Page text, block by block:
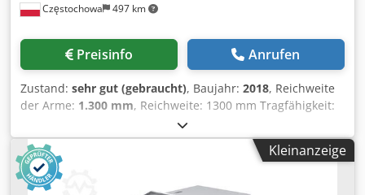
Częstochowa 497 km
Preisinfo Anrufen
Zustand: sehr gut (gebraucht), Baujahr: 2018, Reichweite
der Arme: 1.300 mm, Reichweite: 1300 mm Tragfähigkeit:
12,5 kg Gewicht: 33,5 kg Typ: MSIP-REM-URK-UR10 Baujahr:
2018 Seriennummer: S300711 Lorch S5 RoboMIG XT Cobot-
Schweißgerät Cedpfjw N N Dcsx Andjrf 400-A-
Schweißgerät.
Kleinanzeige